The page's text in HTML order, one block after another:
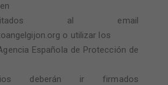
al email
o utilizar los
Española de Protección de
deberán ir firmados